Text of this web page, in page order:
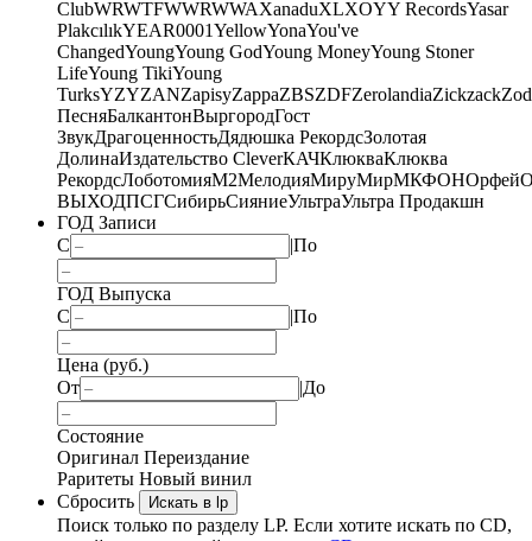
ClubWRWTFWWRWWAXanaduXLXOYY RecordsYasar
PlakcılıkYEAR0001YellowYonaYou've
ChangedYoungYoung GodYoung MoneyYoung Stoner
LifeYoung TikiYoung
TurksYZYZANZapisyZappaZBSZDFZerolandiaZickzack
ПесняБалкантонВыргородГост
ЗвукДрагоценностьДядюшка РекордсЗолотая
ДолинаИздательство CleverКАЧКлюкваКлюква
РекордсЛоботомияМ2МелодияМируМирМКФОНОрфей
ВЫХОДПСГСибирьСияниеУльтраУльтра Продакшн
ГОД Записи
С
|По
ГОД Выпуска
С
|По
Цена (руб.)
От
|До
Состояние
Оригинал Переиздание
Раритеты Новый винил
Сбросить
Искать в lp
Поиск только по разделу LP. Если хотите искать по CD,